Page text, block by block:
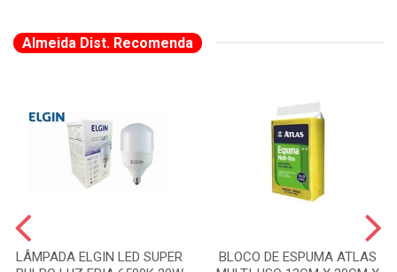
Almeida Dist. Recomenda
LÂMPADA ELGIN LED SUPER
BLOCO DE ESPUMA ATLAS